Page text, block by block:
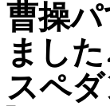
曹操
ました
スペ